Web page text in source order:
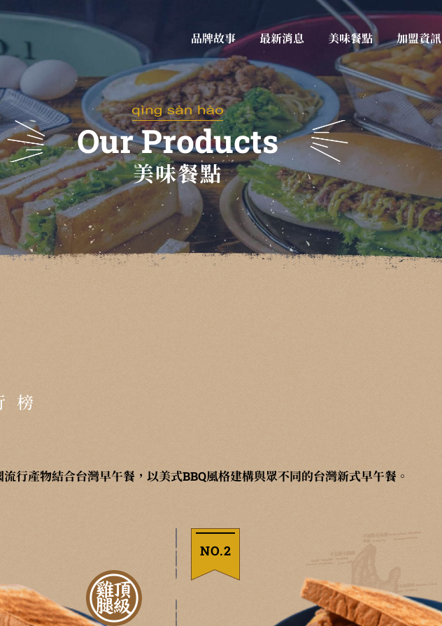
各案件放置標題內容
頁面導覽
品牌故事 最新消息 美味餐點 加盟資訊
Our Products
美味餐點
榜
行產物結合台灣早午餐，以美式BBQ風格建構與眾不同的台灣新式早午餐。
NO.2